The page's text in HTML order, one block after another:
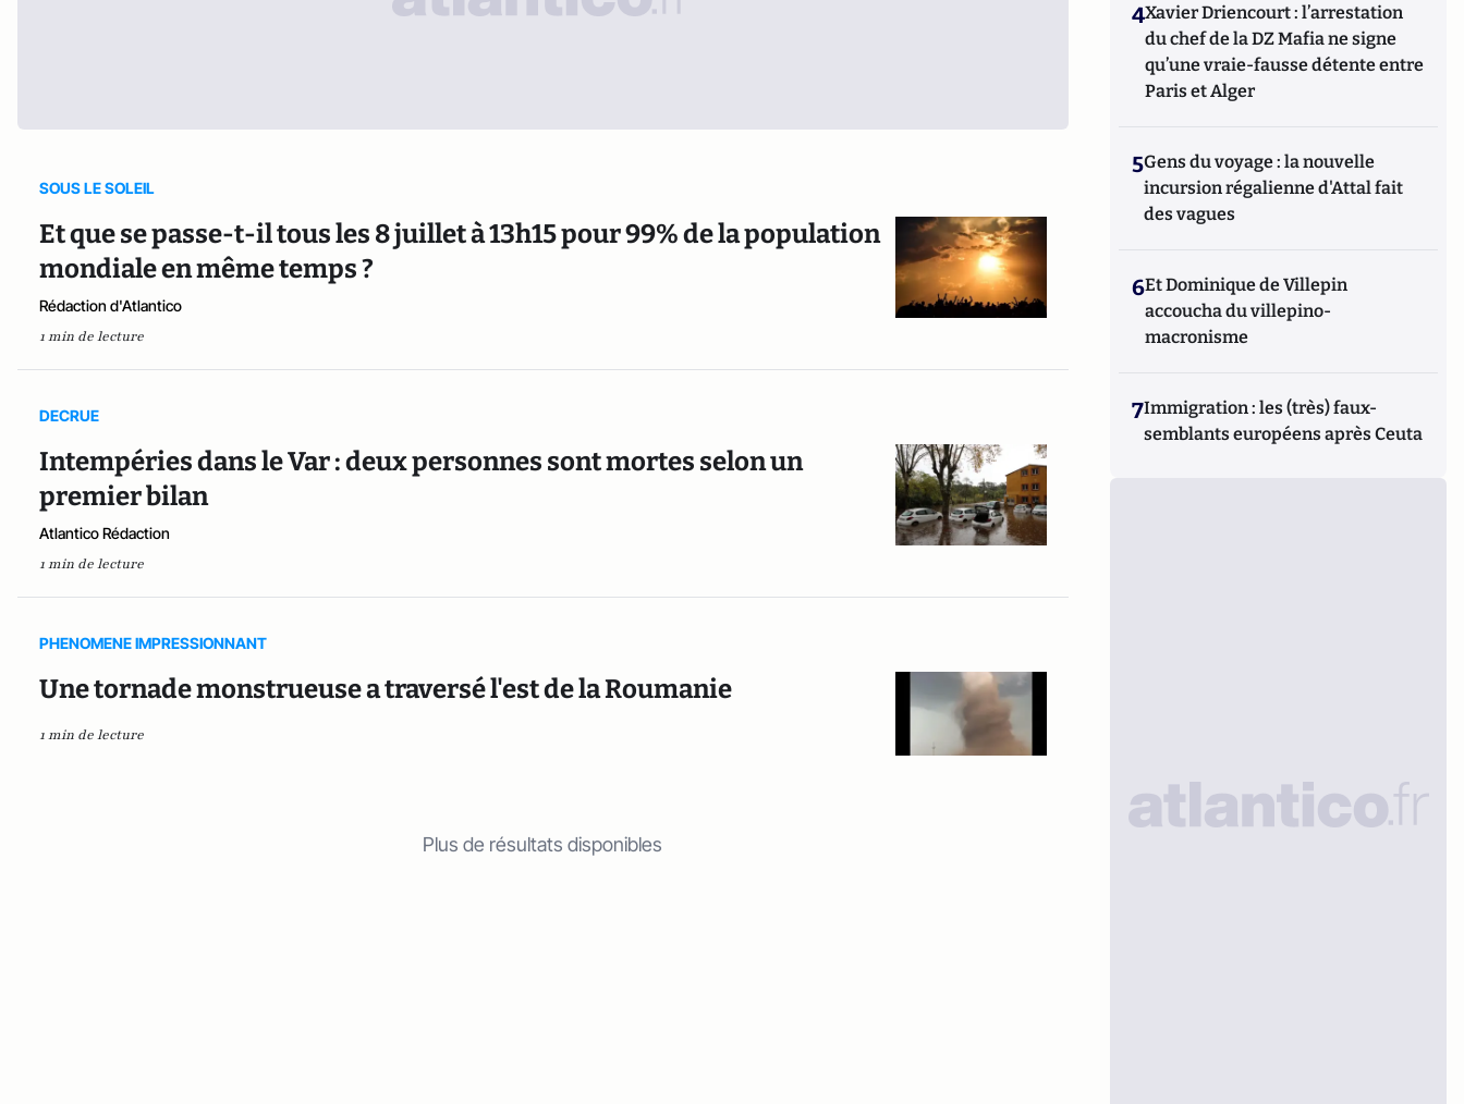
SOUS LE SOLEIL
Et que se passe-t-il tous les 8 juillet à 13h15 pour 99% de la population
mondiale en même temps ?
Rédaction d'Atlantico
1 min de lecture
DECRUE
Intempéries dans le Var : deux personnes sont mortes selon un
premier bilan
Atlantico Rédaction
1 min de lecture
PHENOMENE IMPRESSIONNANT
Une tornade monstrueuse a traversé l'est de la Roumanie
1 min de lecture
Plus de résultats disponibles
4Xavier Driencourt : l’arrestation
du chef de la DZ Mafia ne signe
qu’une vraie-fausse détente entre
Paris et Alger
5Gens du voyage : la nouvelle
incursion régalienne d'Attal fait
des vagues
6Et Dominique de Villepin
accoucha du villepino-
macronisme
7Immigration : les (très) faux-
semblants européens après Ceuta